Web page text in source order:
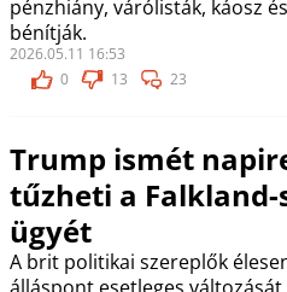
pénzhiány, várólisták, káosz
bénítják.
2026.05.11 16:53
0
13 23
Trump ismét
tűzheti a Falkland-
ügyét
A brit politikai szereplők